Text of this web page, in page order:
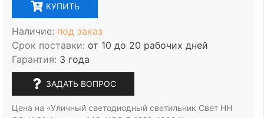
КУПИТЬ
Наличие: под заказ
Срок поставки: от 10 до 20 рабочих дней
Гарантия: 3 года
ЗАДАТЬ ВОПРОС
Цена на «Уличный светодиодный светильник Свет НН